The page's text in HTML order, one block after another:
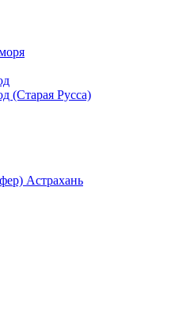
(Старая Русса)
Астрахань